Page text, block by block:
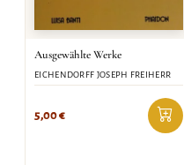
Ausgewählte Werke
EICHENDORFF JOSEPH FREIHERR
5,00€